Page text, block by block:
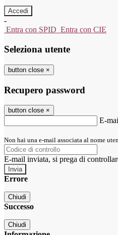
-
Entra con SPID Entra con CIE
Seleziona utente
button close ×
Recupero password
button close ×
E-
Non hai una e-mail associata al nome
E-mail inviata, si prega di
Errore
Chiudi
Successo
Chiudi